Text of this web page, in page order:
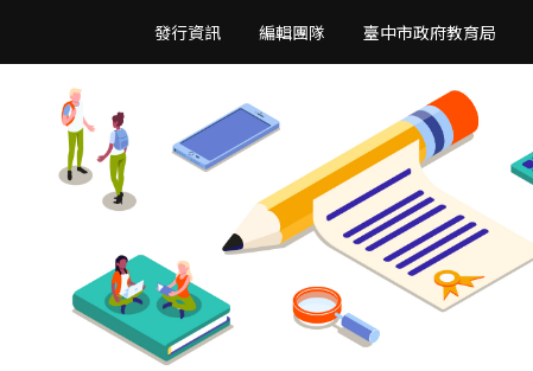
主
發行資訊 編輯團隊 臺中市政府教育局